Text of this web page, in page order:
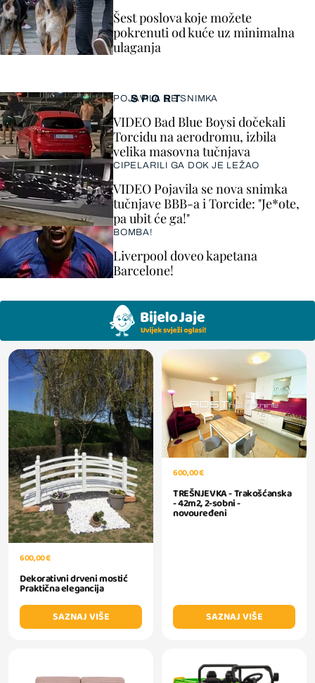
SPORT
POJAVILA SE SNIMKA
VIDEO Bad Blue Boysi dočekali
Torcidu na aerodromu, izbila
velika masovna tučnjava
CIPELARILI GA DOK JE LEŽAO
VIDEO Pojavila se nova snimka
tučnjave BBB-a i Torcide: "Je*ote,
pa ubit će ga!"
BOMBA!
Liverpool doveo kapetana
Barcelone!
Šest poslova koje možete
pokrenuti od kuće uz minimalna
ulaganja
600,00 €
Dekorativni drveni mostić
Praktična elegancija
SAZNAJ VIŠE
600,00 €
TREŠNJEVKA - Trakošćanska
- 42m2, 2-sobni -
novouređeni
SAZNAJ VIŠE